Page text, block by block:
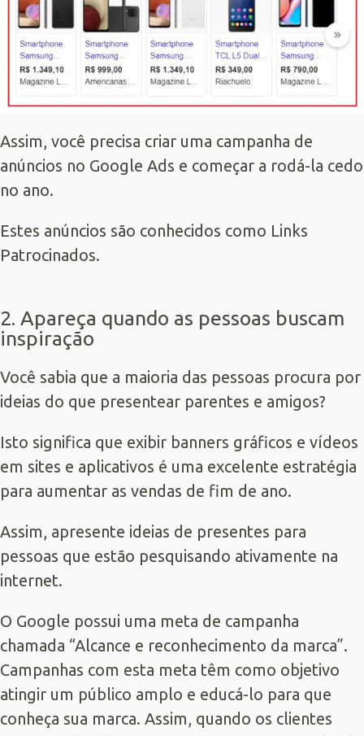
Assim, você precisa criar uma campanha de
anúncios no Google Ads e começar a rodá-la cedo
no ano.
Estes anúncios são conhecidos como Links
Patrocinados.
2. Apareça quando as pessoas buscam
inspiração
Você sabia que a maioria das pessoas procura por
ideias do que presentear parentes e amigos?
Isto significa que exibir banners gráficos e vídeos
em sites e aplicativos é uma excelente estratégia
para aumentar as vendas de fim de ano.
Assim, apresente ideias de presentes para
pessoas que estão pesquisando ativamente na
internet.
O Google possui uma meta de campanha
chamada “Alcance e reconhecimento da marca”.
Campanhas com esta meta têm como objetivo
atingir um público amplo e educá-lo para que
conheça sua marca. Assim, quando os clientes